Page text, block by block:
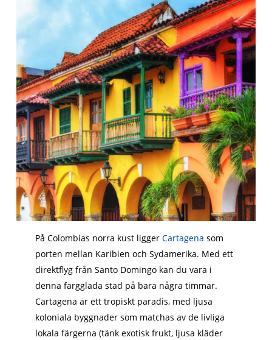
På Colombias norra kust liggerCartagena som
porten mellan Karibien och Sydamerika. Med ett
direktflyg från Santo Domingo kan du vara i
denna färgglada stad på bara några timmar.
Cartagena är ett tropiskt paradis, med ljusa
koloniala byggnader som matchas av de livliga
lokala färgerna (tänk exotisk frukt, ljusa kläder